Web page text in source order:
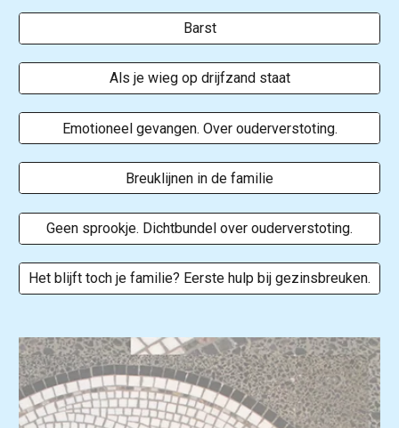
Barst
Als je wieg op drijfzand staat
Emotioneel gevangen. Over ouderverstoting.
Breuklijnen in de familie
Geen sprookje. Dichtbundel over ouderverstoting.
Het blijft toch je familie? Eerste hulp bij gezinsbreuken.